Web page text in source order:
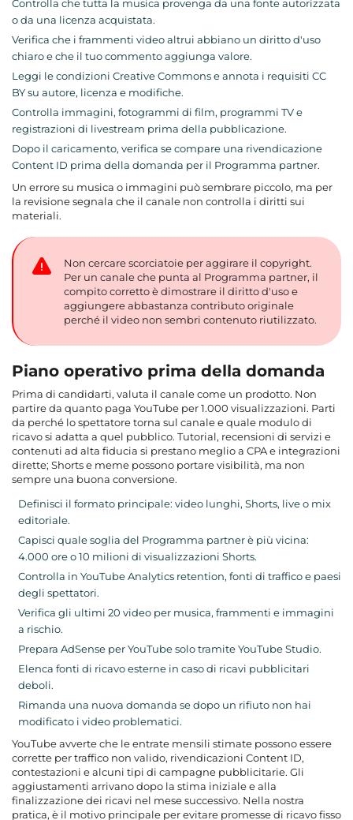
Controlla che tutta la musica provenga da una fonte autorizzata
o da una licenza acquistata.
Verifica che i frammenti video altrui abbiano un diritto d'uso
chiaro e che il tuo commento aggiunga valore.
Leggi le condizioni Creative Commons e annota i requisiti CC
BY su autore, licenza e modifiche.
Controlla immagini, fotogrammi di film, programmi TV e
registrazioni di livestream prima della pubblicazione.
Dopo il caricamento, verifica se compare una rivendicazione
Content ID prima della domanda per il Programma partner.
Un errore su musica o immagini può sembrare piccolo, ma per
la revisione segnala che il canale non controlla i diritti sui
materiali.
Non cercare scorciatoie per aggirare il copyright.
Per un canale che punta al Programma partner, il
compito corretto è dimostrare il diritto d'uso e
aggiungere abbastanza contributo originale
perché il video non sembri contenuto riutilizzato.
Piano operativo prima della domanda
Prima di candidarti, valuta il canale come un prodotto. Non
partire da quanto paga YouTube per 1.000 visualizzazioni. Parti
da perché lo spettatore torna sul canale e quale modulo di
ricavo si adatta a quel pubblico. Tutorial, recensioni di servizi e
contenuti ad alta fiducia si prestano meglio a CPA e integrazioni
dirette; Shorts e meme possono portare visibilità, ma non
sempre una buona conversione.
Definisci il formato principale: video lunghi, Shorts, live o mix
editoriale.
Capisci quale soglia del Programma partner è più vicina:
4.000 ore o 10 milioni di visualizzazioni Shorts.
Controlla in YouTube Analytics retention, fonti di traffico e paesi
degli spettatori.
Verifica gli ultimi 20 video per musica, frammenti e immagini
a rischio.
Prepara AdSense per YouTube solo tramite YouTube Studio.
Elenca fonti di ricavo esterne in caso di ricavi pubblicitari
deboli.
Rimanda una nuova domanda se dopo un rifiuto non hai
modificato i video problematici.
YouTube avverte che le entrate mensili stimate possono essere
corrette per traffico non valido, rivendicazioni Content ID,
contestazioni e alcuni tipi di campagne pubblicitarie. Gli
aggiustamenti arrivano dopo la stima iniziale e alla
finalizzazione dei ricavi nel mese successivo. Nella nostra
pratica, è il motivo principale per evitare promesse di ricavo fisso